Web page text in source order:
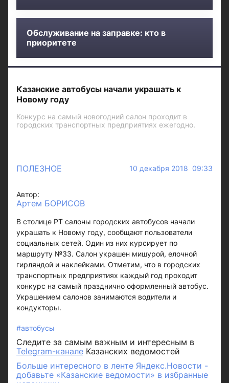
Обслуживание на заправке: кто в
приоритете
Казанские автобусы начали украшать к
Новому году
Конкурс на самый новогодний салон проходит в
городских транспортных предприятиях ежегодно.
ПОЛЕЗНОЕ 10 декабря 2018 09:33
Автор:
Артем БОРИСОВ
В столице РТ салоны городских автобусов начали
украшать к Новому году, сообщают пользователи
социальных сетей. Один из них курсирует по
маршруту №33. Салон украшен мишурой, елочной
гирляндой и наклейками. Отметим, что в городских
транспортных предприятиях каждый год проходит
конкурс на самый празднично оформленный автобус.
Украшением салонов занимаются водители и
кондукторы.
#автобусы
Следите за самым важным и интересным в
Telegram-канале Казанских ведомостей
Больше интересного в ленте Яндекс.Новости -
добавьте «Казанские ведомости» в избранные